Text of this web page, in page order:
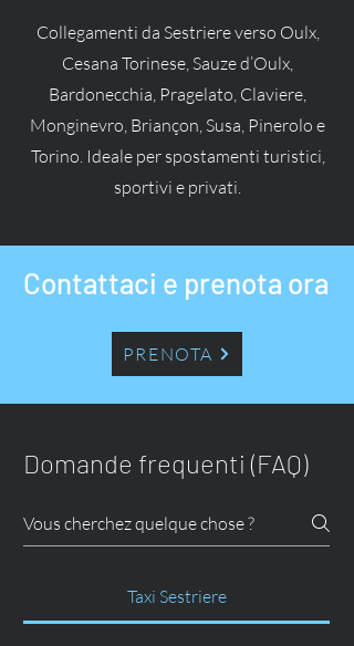
Collegamenti da Sestriere verso Oulx,
Cesana Torinese, Sauze d’Oulx,
Bardonecchia, Pragelato, Claviere,
Monginevro, Briançon, Susa, Pinerolo e
Torino. Ideale per spostamenti turistici,
sportivi e privati.
Contattaci e prenota ora
PRENOTA
Domande frequenti (FAQ)
Taxi Sestriere